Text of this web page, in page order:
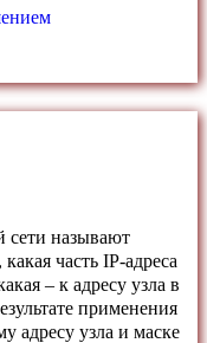
сети называют
часть IP-адреса
– к адресу узла в
применения
адресу узла и маске